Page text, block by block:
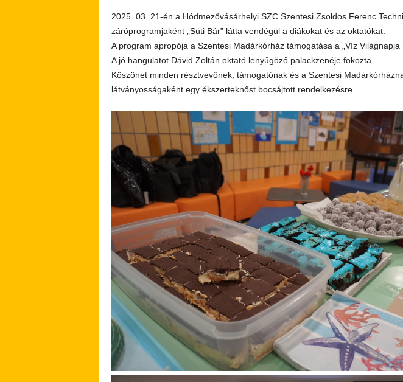
2025. 03. 21-én a Hódmezővásárhelyi SZC Szentesi Zsoldos Ferenc
záróprogramjaként „Süti Bár” látta vendégül a diákokat és az oktatókat.
A program apropója a Szentesi Madárkórház támogatása a „Víz
A jó hangulatot Dávid Zoltán oktató lenyűgöző palackzenéje fokozta.
Köszönet minden résztvevőnek, támogatónak és a Szentesi
látványosságaként egy ékszerteknőst bocsájtott rendelkezésre.